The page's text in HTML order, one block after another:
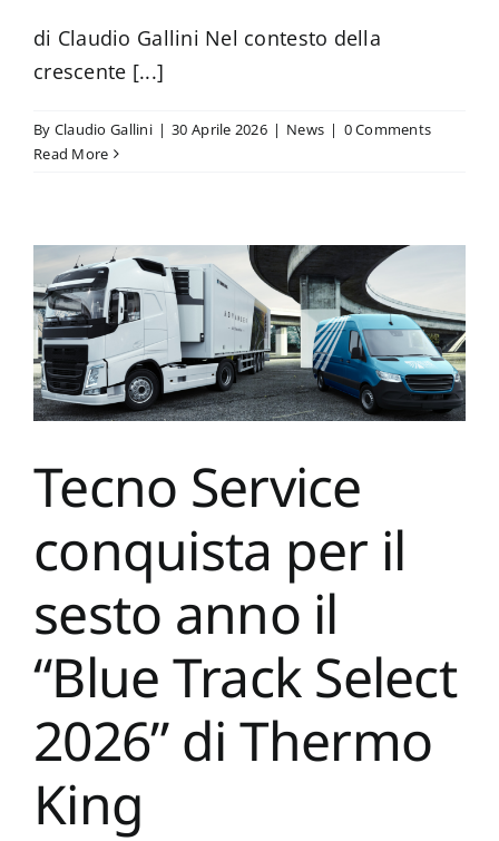
di Claudio Gallini Nel contesto della
crescente [...]
By Claudio Gallini | 30 Aprile 2026 | News | 0 Comments
Read More
Tecno Service
conquista per il
sesto anno il
“Blue Track Select
2026” di Thermo
King